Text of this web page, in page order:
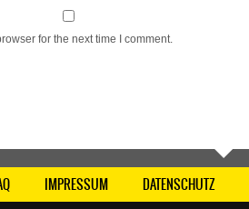
for the next time I comment.
IMPRESSUM DATENSCHUTZ